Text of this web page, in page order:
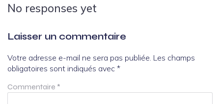
No responses yet
Laisser un commentaire
Votre adresse e-mail ne sera pas publiée. Les champs
obligatoires sont indiqués avec *
Commentaire *